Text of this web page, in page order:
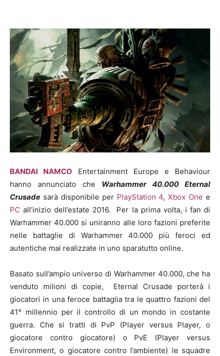
BANDAI NAMCO Entertainment Europe e Behaviour
hanno annunciato che Warhammer 40.000 Eternal
Crusade sarà disponibile per PlayStation 4,Xbox One e
PC all’inizio dell’estate 2016. Per la prima volta, i fan di
Warhammer 40.000 si uniranno alle loro fazioni preferite
nelle battaglie di Warhammer 40.000 più feroci ed
autentiche mai realizzate in uno sparatutto online.
Basato sull’ampio universo di Warhammer 40.000, che ha
venduto milioni di copie, Eternal Crusade porterà i
giocatori in una feroce battaglia tra le quattro fazioni del
41° millennio per il controllo di un mondo in costante
guerra. Che si tratti di PvP (Player versus Player, o
giocatore contro giocatore) o PvE (Player versus
Environment, o giocatore contro l’ambiente) le squadre